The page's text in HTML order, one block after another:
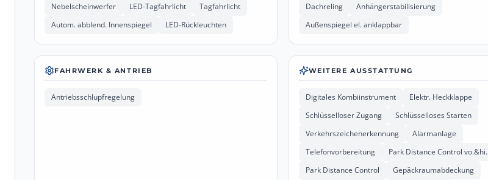
Nebelscheinwerfer
LED-Tagfahrlicht
Tagfahrlicht
Autom. abblend. Innenspiegel
LED-Rückleuchten
Dachreling
Anhängerstabilisierung
Außenspiegel el. anklappbar
FAHRWERK & ANTRIEB
Antriebsschlupfregelung
WEITERE AUSSTATTUNG
Digitales Kombiinstrument
Elektr. Heckklappe
Schlüsselloser Zugang
Schlüsselloses Starten
Verkehrszeichenerkennung
Alarmanlage
Telefonvorbereitung
Park Distance Control vo.&hi.
Park Distance Control
Gepäckraumabdeckung